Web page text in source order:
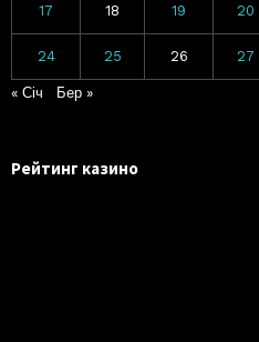
17 18 19 20
24 25 26 27
« Січ Бер »
Рейтинг казино